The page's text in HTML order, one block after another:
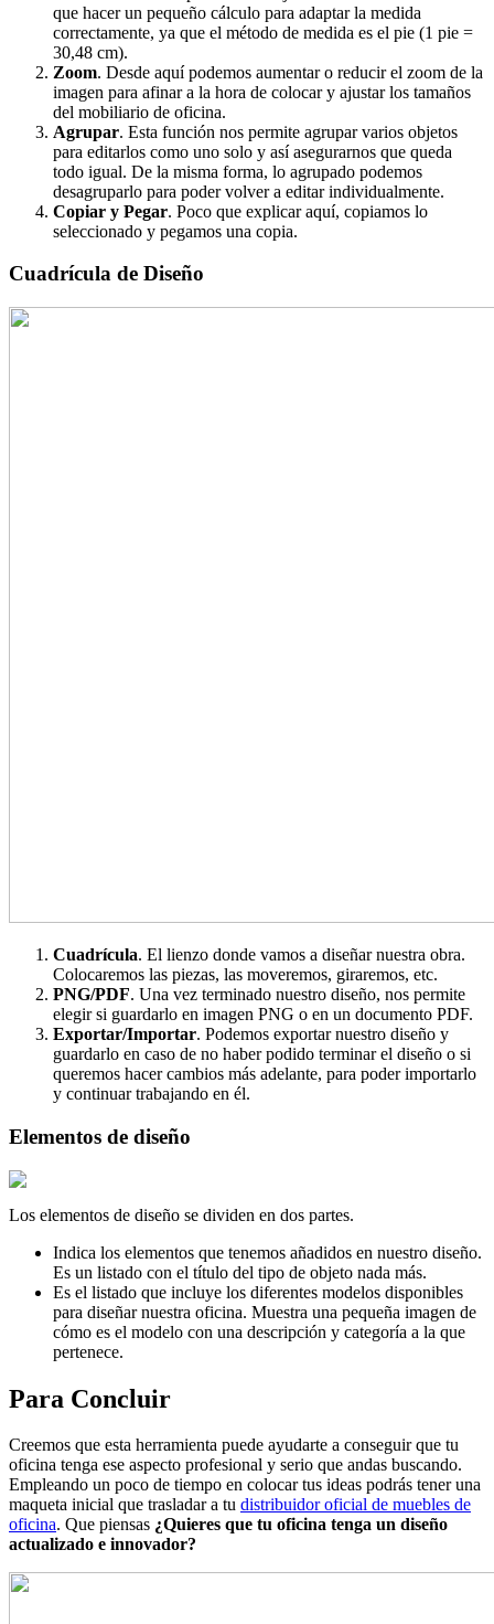
que hacer un pequeño cálculo para adaptar la medida
correctamente, ya que el método de medida es el pie (1 pie =
30,48 cm).
Zoom. Desde aquí podemos aumentar o reducir el zoom de la
imagen para afinar a la hora de colocar y ajustar los tamaños
del mobiliario de oficina.
Agrupar. Esta función nos permite agrupar varios objetos
para editarlos como uno solo y así asegurarnos que queda
todo igual. De la misma forma, lo agrupado podemos
desagruparlo para poder volver a editar individualmente.
Copiar y Pegar. Poco que explicar aquí, copiamos lo
seleccionado y pegamos una copia.
Cuadrícula de Diseño
Cuadrícula. El lienzo donde vamos a diseñar nuestra obra.
Colocaremos las piezas, las moveremos, giraremos, etc.
PNG/PDF. Una vez terminado nuestro diseño, nos permite
elegir si guardarlo en imagen PNG o en un documento PDF.
Exportar/Importar. Podemos exportar nuestro diseño y
guardarlo en caso de no haber podido terminar el diseño o si
queremos hacer cambios más adelante, para poder importarlo
y continuar trabajando en él.
Elementos de diseño
Los elementos de diseño se dividen en dos partes.
Indica los elementos que tenemos añadidos en nuestro diseño.
Es un listado con el título del tipo de objeto nada más.
Es el listado que incluye los diferentes modelos disponibles
para diseñar nuestra oficina. Muestra una pequeña imagen de
cómo es el modelo con una descripción y categoría a la que
pertenece.
Para Concluir
Creemos que esta herramienta puede ayudarte a conseguir que tu
oficina tenga ese aspecto profesional y serio que andas buscando.
Empleando un poco de tiempo en colocar tus ideas podrás tener una
maqueta inicial que trasladar a tu distribuidor oficial de muebles de
oficina. Que piensas ¿Quieres que tu oficina tenga un diseño
actualizado e innovador?